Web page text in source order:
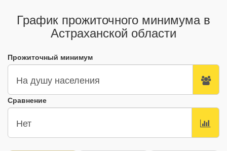
График прожиточного минимума в
Астраханской области
Прожиточный минимум
Сравнение